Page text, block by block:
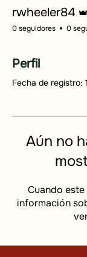
rwheeler84
0 seguidores 0
Perfil
Fecha de registro:
Aún no
Cuando
información